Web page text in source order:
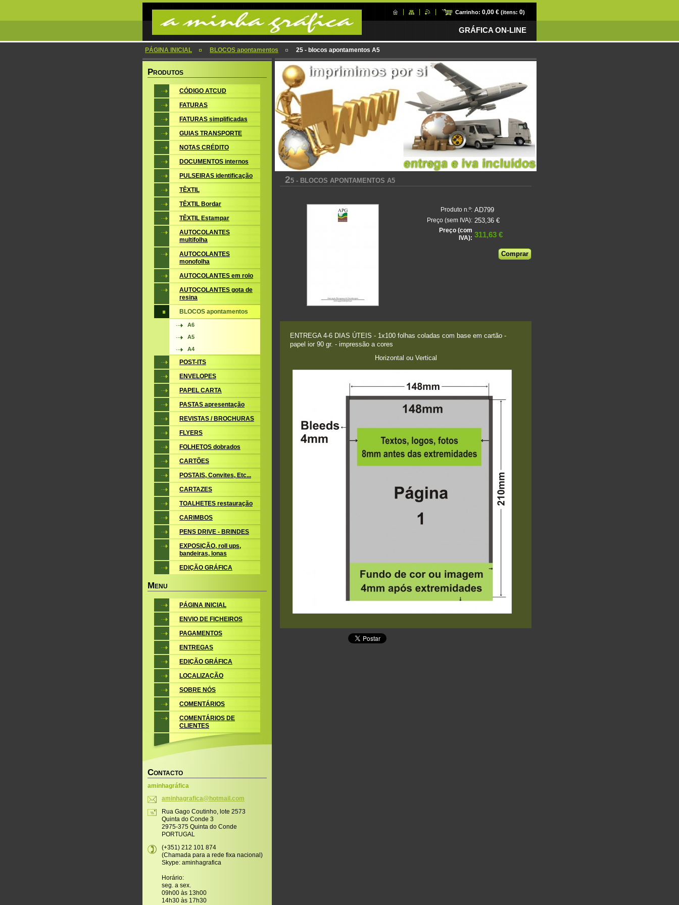
Carrinho: 0,00 € (itens: 0)
GRÁFICA ON-LINE
PÁGINA INICIAL BLOCOS apontamentos 25 - blocos apontamentos A5
25 - BLOCOS APONTAMENTOS A5
Produto n.º: AD799
Preço (sem IVA): 253,36 €
Preço (com
IVA): 311,63 €
ENTREGA 4-6 DIAS ÚTEIS - 1x100 folhas coladas com base em cartão -
papel ior 90 gr. - impressão a cores
Horizontal ou Vertical
PRODUTOS
CÓDIGO ATCUD
FATURAS
FATURAS simplificadas
GUIAS TRANSPORTE
NOTAS CRÉDITO
DOCUMENTOS internos
PULSEIRAS identificação
TÊXTIL
TÊXTIL Bordar
TÊXTIL Estampar
AUTOCOLANTES
multifolha
AUTOCOLANTES
monofolha
AUTOCOLANTES em rolo
AUTOCOLANTES gota de
resina
BLOCOS apontamentos
A6
A5
A4
POST-ITS
ENVELOPES
PAPEL CARTA
PASTAS apresentação
REVISTAS / BROCHURAS
FLYERS
FOLHETOS dobrados
CARTÕES
POSTAIS, Convites, Etc...
CARTAZES
TOALHETES restauração
CARIMBOS
PENS DRIVE - BRINDES
EXPOSIÇÃO, roll ups,
bandeiras, lonas
EDIÇÃO GRÁFICA
M ENU
PÁGINA INICIAL
ENVIO DE FICHEIROS
PAGAMENTOS
ENTREGAS
EDIÇÃO GRÁFICA
LOCALIZAÇÃO
SOBRE NÓS
COMENTÁRIOS
COMENTÁRIOS DE
CLIENTES
CONTACTO
aminhagráfica
aminhagrafica@hotmail.com
Rua Gago Coutinho, lote 2573
Quinta do Conde 3
2975-375 Quinta do Conde
PORTUGAL
(+351) 212 101 874
(Chamada para a rede fixa nacional)
Skype: aminhagrafica
Horário:
seg. a sex.
09h00 às 13h00
14h30 às 17h30